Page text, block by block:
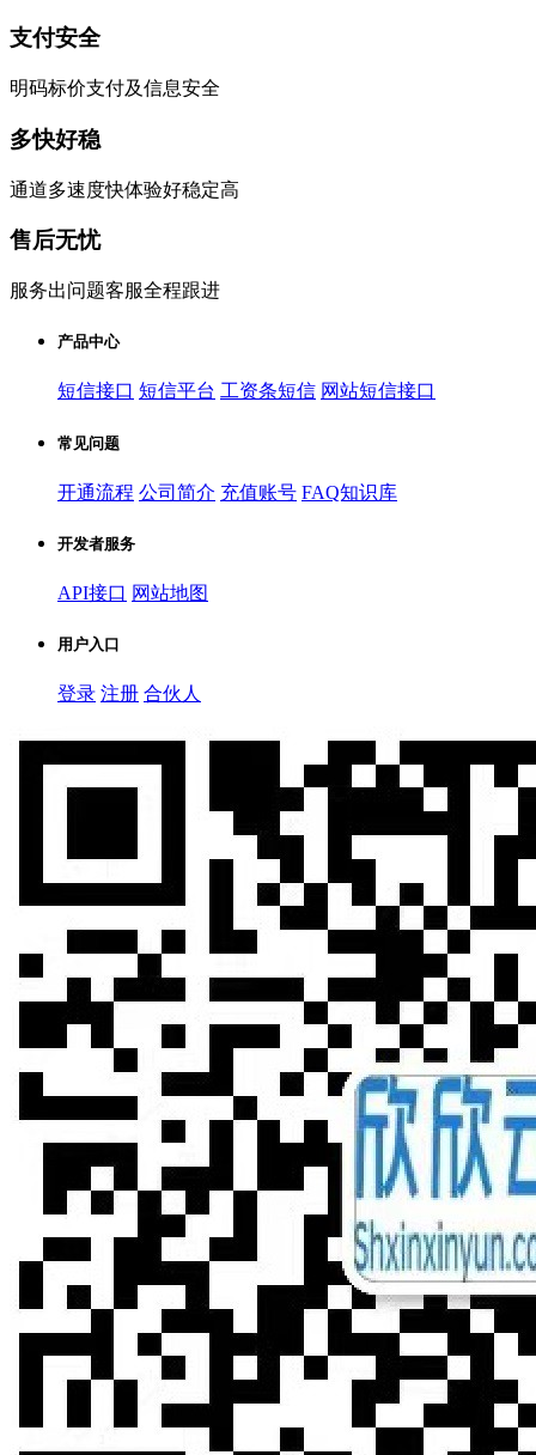
支付安全
明码标价支付及信息安全
多快好稳
通道多速度快体验好稳定高
售后无忧
服务出问题客服全程跟进
产品中心
短信接口 短信平台 工资条短信 网站短信接口
常见问题
开通流程 公司简介 充值账号 FAQ知识库
开发者服务
API接口 网站地图
用户入口
登录 注册 合伙人